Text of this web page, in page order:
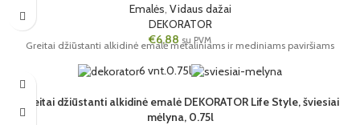
Emalės Vidaus dažai
DEKORATOR
€6,88 su PVM
Greitai džiūstanti alkidinė emalė metaliniams ir mediniams paviršiams
6 vnt.0.75l
Greitai džiūstanti alkidinė emalė DEKORATOR Life Style, šviesiai
mėlyna, 0.75l